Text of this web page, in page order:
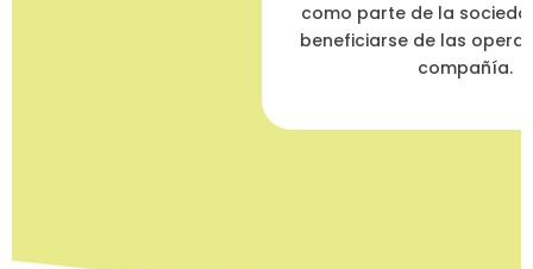
como parte de la
beneficiarse de las
compañía.